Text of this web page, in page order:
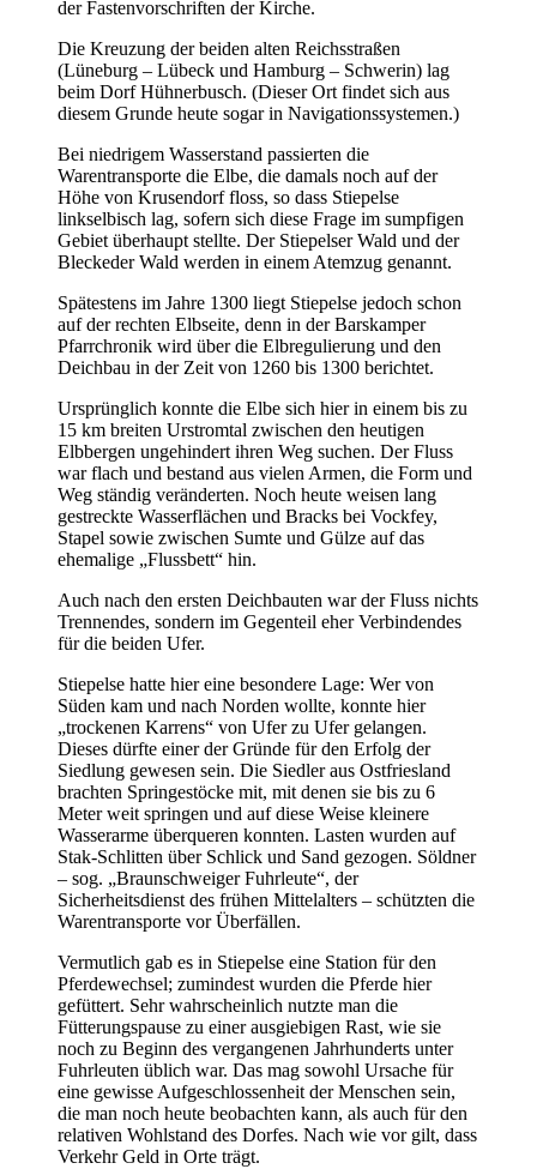
der Fastenvorschriften der Kirche.
Die Kreuzung der beiden alten Reichsstraßen
(Lüneburg – Lübeck und Hamburg – Schwerin) lag
beim Dorf Hühnerbusch. (Dieser Ort findet sich aus
diesem Grunde heute sogar in Navigationssystemen.)
Bei niedrigem Wasserstand passierten die
Warentransporte die Elbe, die damals noch auf der
Höhe von Krusendorf floss, so dass Stiepelse
linkselbisch lag, sofern sich diese Frage im sumpfigen
Gebiet überhaupt stellte. Der Stiepelser Wald und der
Bleckeder Wald werden in einem Atemzug genannt.
Spätestens im Jahre 1300 liegt Stiepelse jedoch schon
auf der rechten Elbseite, denn in der Barskamper
Pfarrchronik wird über die Elbregulierung und den
Deichbau in der Zeit von 1260 bis 1300 berichtet.
Ursprünglich konnte die Elbe sich hier in einem bis zu
15 km breiten Urstromtal zwischen den heutigen
Elbbergen ungehindert ihren Weg suchen. Der Fluss
war flach und bestand aus vielen Armen, die Form und
Weg ständig veränderten. Noch heute weisen lang
gestreckte Wasserflächen und Bracks bei Vockfey,
Stapel sowie zwischen Sumte und Gülze auf das
ehemalige „Flussbett“ hin.
Auch nach den ersten Deichbauten war der Fluss nichts
Trennendes, sondern im Gegenteil eher Verbindendes
für die beiden Ufer.
Stiepelse hatte hier eine besondere Lage: Wer von
Süden kam und nach Norden wollte, konnte hier
„trockenen Karrens“ von Ufer zu Ufer gelangen.
Dieses dürfte einer der Gründe für den Erfolg der
Siedlung gewesen sein. Die Siedler aus Ostfriesland
brachten Springestöcke mit, mit denen sie bis zu 6
Meter weit springen und auf diese Weise kleinere
Wasserarme überqueren konnten. Lasten wurden auf
Stak-Schlitten über Schlick und Sand gezogen. Söldner
– sog. „Braunschweiger Fuhrleute“, der
Sicherheitsdienst des frühen Mittelalters – schützten die
Warentransporte vor Überfällen.
Vermutlich gab es in Stiepelse eine Station für den
Pferdewechsel; zumindest wurden die Pferde hier
gefüttert. Sehr wahrscheinlich nutzte man die
Fütterungspause zu einer ausgiebigen Rast, wie sie
noch zu Beginn des vergangenen Jahrhunderts unter
Fuhrleuten üblich war. Das mag sowohl Ursache für
eine gewisse Aufgeschlossenheit der Menschen sein,
die man noch heute beobachten kann, als auch für den
relativen Wohlstand des Dorfes. Nach wie vor gilt, dass
Verkehr Geld in Orte trägt.